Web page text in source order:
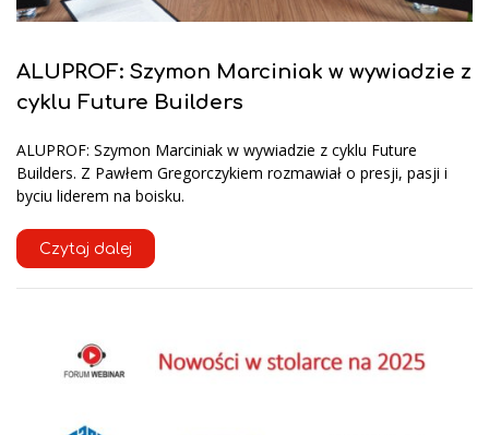
ALUPROF: Szymon Marciniak w wywiadzie z
cyklu Future Builders
ALUPROF: Szymon Marciniak w wywiadzie z cyklu Future
Builders. Z Pawłem Gregorczykiem rozmawiał o presji, pasji i
byciu liderem na boisku.
Czytaj dalej